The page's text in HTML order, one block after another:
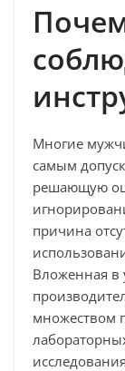
Многие
самым
решающую
причина
Вложенная в
множеством